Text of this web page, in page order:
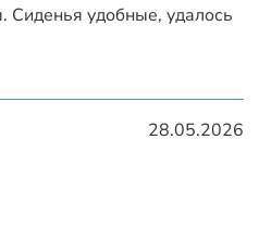
Сиденья удобные, удалось
28.05.2026